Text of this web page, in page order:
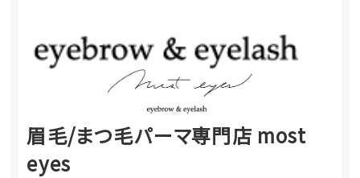
眉毛/まつ毛パーマ専門店 most
eyes